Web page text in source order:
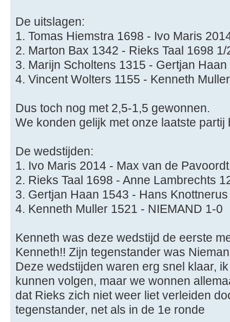
De uitslagen:
1. Tomas Hiemstra 1698 - Ivo Maris
2. Marton Bax 1342 - Rieks Taal 1698 1/
3. Marijn Scholtens 1315 - Gertjan
4. Vincent Wolters 1155 - Kenneth
Dus toch nog met 2,5-1,5 gewonnen.
We konden gelijk met onze laatste
De wedstijden:
1. Ivo Maris 2014 - Max van de
2. Rieks Taal 1698 - Anne Lambrechts
3. Gertjan Haan 1543 - Hans
4. Kenneth Muller 1521 - NIEMAND 1-0
Kenneth was deze wedstijd de eerste
Kenneth!! Zijn tegenstander was
Deze wedstijden waren erg snel klaar,
kunnen volgen, maar we wonnen
dat Rieks zich niet weer liet verleiden
tegenstander, net als in de 1e ronde